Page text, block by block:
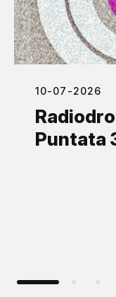
10-07-2026
Puntata